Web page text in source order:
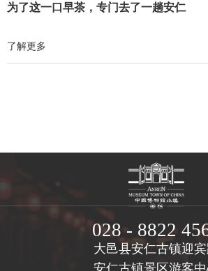
为了这一口早茶，专门去了一趟安仁
了解更多
028 - 8822
大邑县安仁古镇迎